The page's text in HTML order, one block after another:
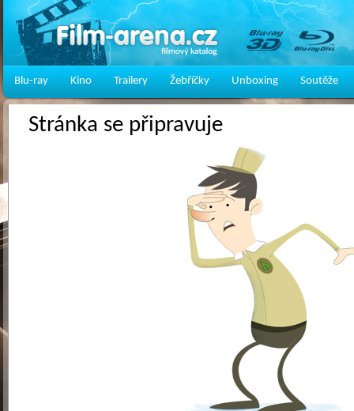
Blu-ray Kino Trailery Žebříčky Unboxing Soutěže
Stránka se připravuje